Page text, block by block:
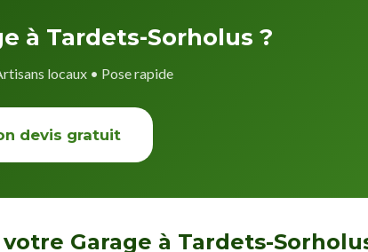
à Tardets-Sorholus ?
locaux • Pose rapide
devis gratuit
Garage à Tardets-